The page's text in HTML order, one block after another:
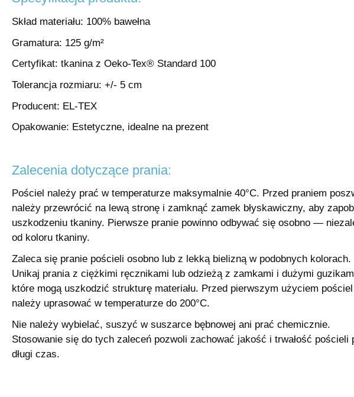
Skład materiału: 100% bawełna
Gramatura: 125 g/m²
Certyfikat: tkanina z Oeko-Tex® Standard 100
Tolerancja rozmiaru: +/- 5 cm
Producent: EL-TEX
Opakowanie: Estetyczne, idealne na prezent
Zalecenia dotyczące prania:
Pościel należy prać w temperaturze maksymalnie 40°C. Przed praniem
należy przewrócić na lewą stronę i zamknąć zamek błyskawiczny, aby
uszkodzeniu tkaniny. Pierwsze pranie powinno odbywać się osobno —
od koloru tkaniny.
Zaleca się pranie pościeli osobno lub z lekką bielizną w podobnych kolorach.
Unikaj prania z ciężkimi ręcznikami lub odzieżą z zamkami i dużymi
które mogą uszkodzić strukturę materiału. Przed pierwszym użyciem pościel
należy uprasować w temperaturze do 200°C.
Nie należy wybielać, suszyć w suszarce bębnowej ani prać chemicznie.
Stosowanie się do tych zaleceń pozwoli zachować jakość i trwałość pościeli
długi czas.